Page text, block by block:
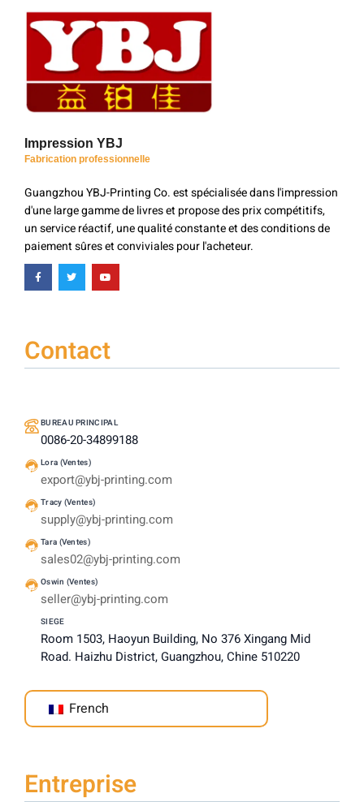
Impression YBJ
Fabrication professionnelle
Guangzhou YBJ-Printing Co. est spécialisée dans l'impression
d'une large gamme de livres et propose des prix compétitifs,
un service réactif, une qualité constante et des conditions de
paiement sûres et conviviales pour l'acheteur.
Contact
BUREAU PRINCIPAL
0086-20-34899188
Lora (Ventes)
export@ybj-printing.com
Tracy (Ventes)
supply@ybj-printing.com
Tara (Ventes)
sales02@ybj-printing.com
Oswin (Ventes)
seller@ybj-printing.com
SIEGE
Room 1503, Haoyun Building, No 376 Xingang Mid
Road. Haizhu District, Guangzhou, Chine 510220
French
Entreprise